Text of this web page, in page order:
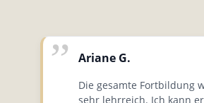
Ariane G.
Die gesamte Fortbildung
sehr lehrreich. Ich kann